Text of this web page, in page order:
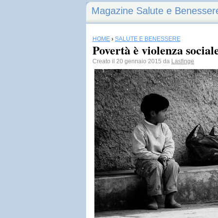
Magazine Salute e
HOME › SALUTE E BENESSERE
Povertà è violenza
Creato il 20 gennaio 2015 da Lasfinge